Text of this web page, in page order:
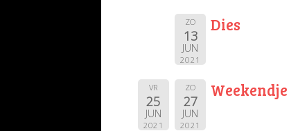
ZO
13
JUN
2021
Dies
VR
25
JUN
2021
ZO
27
JUN
2021
Weekendje